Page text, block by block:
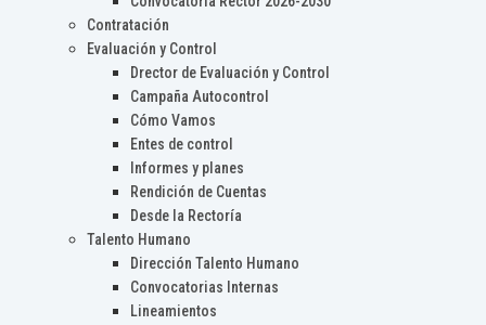
Contratación
Evaluación y Control
Drector de Evaluación y Control
Campaña Autocontrol
Cómo Vamos
Entes de control
Informes y planes
Rendición de Cuentas
Desde la Rectoría
Talento Humano
Dirección Talento Humano
Convocatorias Internas
Lineamientos